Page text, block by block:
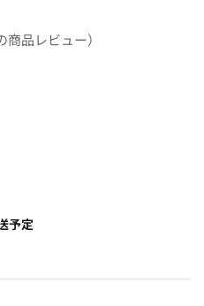
商品レビュー）
予定